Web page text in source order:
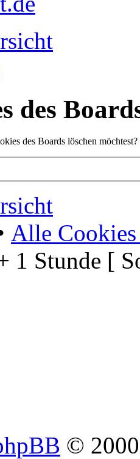
des
des Boards löschen möchtest?
Alle Cookies
1 Stunde [
©